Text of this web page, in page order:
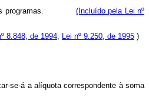
programas.(Incluído pela Lei nº
8.848, de 1994, Lei nº 9.250, de 1995 )
se-á a alíquota correspondente à soma